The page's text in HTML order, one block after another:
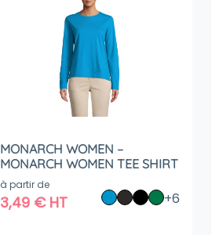
MONARCH WOMEN –
MONARCH WOMEN TEE SHIRT
à partir de
3,49 €HT +6